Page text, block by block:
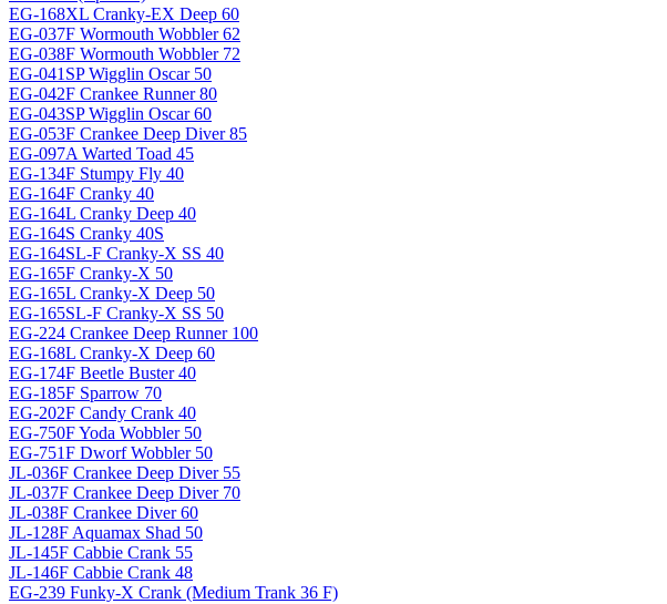
EG-168XL Cranky-EX Deep 60
EG-037F Wormouth Wobbler 62
EG-038F Wormouth Wobbler 72
EG-041SP Wigglin Oscar 50
EG-042F Crankee Runner 80
EG-043SP Wigglin Oscar 60
EG-053F Crankee Deep Diver 85
EG-097A Warted Toad 45
EG-134F Stumpy Fly 40
EG-164F Cranky 40
EG-164L Cranky Deep 40
EG-164S Cranky 40S
EG-164SL-F Cranky-X SS 40
EG-165F Cranky-X 50
EG-165L Cranky-X Deep 50
EG-165SL-F Cranky-X SS 50
EG-224 Crankee Deep Runner 100
EG-168L Cranky-X Deep 60
EG-174F Beetle Buster 40
EG-185F Sparrow 70
EG-202F Candy Crank 40
EG-750F Yoda Wobbler 50
EG-751F Dworf Wobbler 50
JL-036F Crankee Deep Diver 55
JL-037F Crankee Deep Diver 70
JL-038F Crankee Diver 60
JL-128F Aquamax Shad 50
JL-145F Cabbie Crank 55
JL-146F Cabbie Crank 48
EG-239 Funky-X Crank (Medium Trank 36 F)